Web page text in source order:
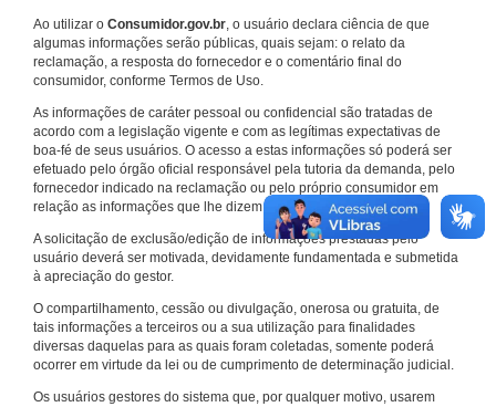
Ao utilizar o Consumidor.gov.br, o usuário declara ciência de que
algumas informações serão públicas, quais sejam: o relato da
reclamação, a resposta do fornecedor e o comentário final do
consumidor, conforme Termos de Uso.
As informações de caráter pessoal ou confidencial são tratadas de
acordo com a legislação vigente e com as legítimas expectativas de
boa-fé de seus usuários. O acesso a estas informações só poderá ser
efetuado pelo órgão oficial responsável pela tutoria da demanda, pelo
fornecedor indicado na reclamação ou pelo próprio consumidor em
relação as informações que lhe dizem respeito.
A solicitação de exclusão/edição de informações prestadas pelo
usuário deverá ser motivada, devidamente fundamentada e submetida
à apreciação do gestor.
O compartilhamento, cessão ou divulgação, onerosa ou gratuita, de
tais informações a terceiros ou a sua utilização para finalidades
diversas daquelas para as quais foram coletadas, somente poderá
ocorrer em virtude da lei ou de cumprimento de determinação judicial.
Os usuários gestores do sistema que, por qualquer motivo, usarem